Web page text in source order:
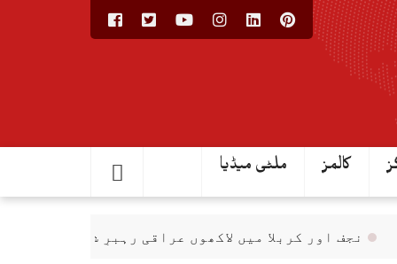
کالمز ملٹی میڈیا
اور کربلا میں لاکھوں عراقی رہبرِ شہید(رح) کے